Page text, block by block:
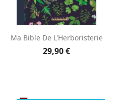
Ma Bible De L'Herboristerie
29,90 €